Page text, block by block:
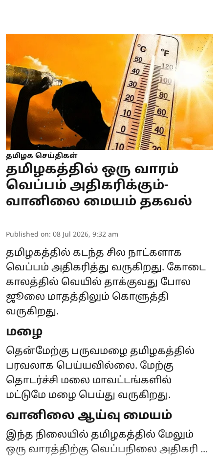
தமிழக செய்திகள்
தமிழகத்தில் ஒரு வாரம்
வெப்பம் அதிகரிக்கும்-
வானிலை மையம் தகவல்
Published on: 08 Jul 2026, 9:32 am
தமிழகத்தில் கடந்த சில நாட்களாக
வெப்பம் அதிகரித்து வருகிறது. கோடை
காலத்தில் வெயில் தாக்குவது போல
ஜூலை மாதத்திலும் கொளுத்தி
வருகிறது.
மழை
தென்மேற்கு பருவமழை தமிழகத்தில்
பரவலாக பெய்யவில்லை. மேற்கு
தொடர்ச்சி மலை மாவட்டங்களில்
மட்டுமே மழை பெய்து வருகிறது.
வானிலை ஆய்வு மையம்
இந்த நிலையில் தமிழகத்தில் மேலும்
ஒரு வாரத்திற்கு வெப்பநிலை அதிகரி ...